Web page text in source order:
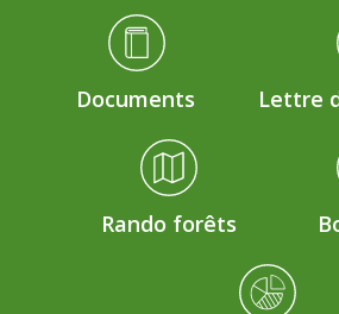
Médiathèque Footer
Documents Lettre
Rando forêts